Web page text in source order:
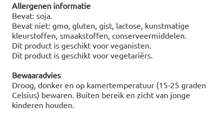
Allergenen informatie
Bevat: soja.
Bevat niet: gmo, gluten, gist, lactose, kunstmatige
kleurstoffen, smaakstoffen, conserveermiddelen.
Dit product is geschikt voor veganisten.
Dit product is geschikt voor vegetariërs.
Bewaaradvies
Droog, donker en op kamertemperatuur (15-25 graden
Celsius) bewaren. Buiten bereik en zicht van jonge
kinderen houden.